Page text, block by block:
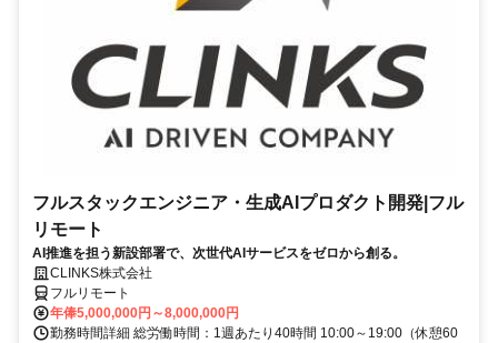
フルスタックエンジニア・生成AIプロダクト開発|フル
リモート
AI推進を担う新設部署で、次世代AIサービスをゼロから創る。
CLINKS株式会社
フルリモート
年俸5,000,000円～8,000,000円
勤務時間詳細 総労働時間：1週あたり40時間 10:00～19:00（休憩60